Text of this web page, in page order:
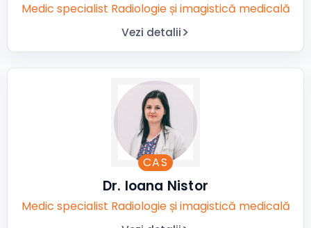
Medic specialist Radiologie și imagistică medicală
Vezi detalii
CAS
Dr. Ioana Nistor
Medic specialist Radiologie și imagistică medicală